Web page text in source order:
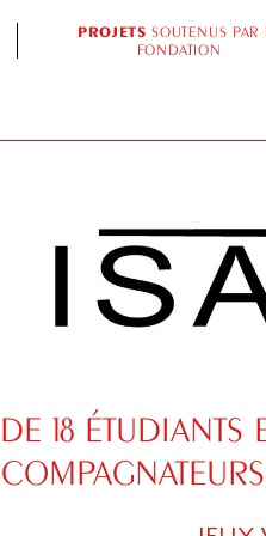
PROJETS SOUTENUS PAR
FONDATION
18